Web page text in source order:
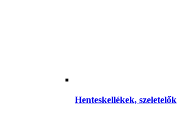
Henteskellékek, szeletelők